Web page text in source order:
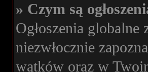
» Czym są
Ogłoszenia
niezwłocznie
wątków oraz w